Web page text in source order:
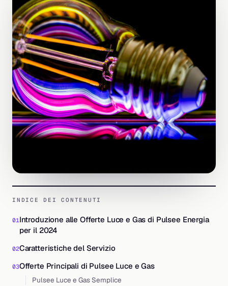
INDICE DEI CONTENUTI
Introduzione alle Offerte Luce e Gas di Pulsee Energia
per il 2024
Caratteristiche del Servizio
Offerte Principali di Pulsee Luce e Gas
Pulsee Luce e Gas Semplice